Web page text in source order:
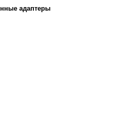
адаптеры